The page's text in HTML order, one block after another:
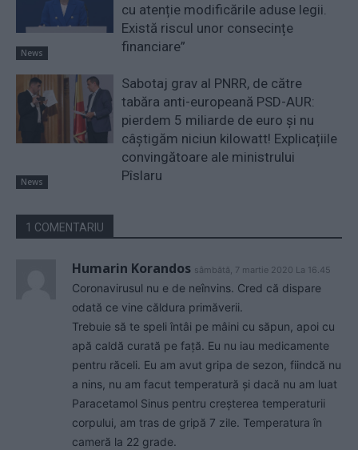
News
cu atenție modificările aduse legii.
Există riscul unor consecințe
financiare”
News
Sabotaj grav al PNRR, de către
tabăra anti-europeană PSD-AUR:
pierdem 5 miliarde de euro și nu
câștigăm niciun kilowatt! Explicațiile
convingătoare ale ministrului
Pîslaru
1 COMENTARIU
Humarin Korandos sâmbătă, 7 martie 2020 La 16.45
Coronavirusul nu e de neînvins. Cred că dispare
odată ce vine căldura primăverii.
Trebuie să te speli întâi pe mâini cu săpun, apoi cu
apă caldă curată pe față. Eu nu iau medicamente
pentru răceli. Eu am avut gripa de sezon, fiindcă nu
a nins, nu am facut temperatură și dacă nu am luat
Paracetamol Sinus pentru creșterea temperaturii
corpului, am tras de gripă 7 zile. Temperatura în
cameră la 22 grade.